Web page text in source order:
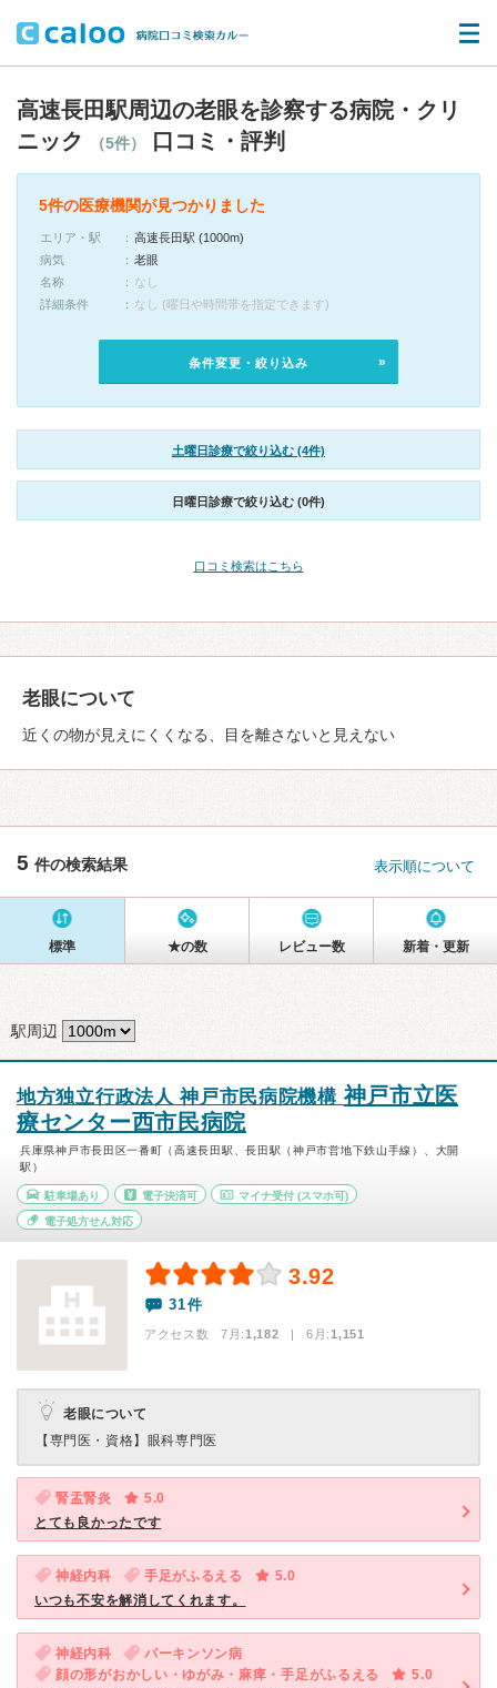
高速長田駅周辺の老眼を診察する病院・クリ
ニック
（5件） 口コミ・評判
5件の医療機関が見つかりました
エリア・駅
高速長田駅 (1000m)
病気
老眼
名称
なし
詳細条件
なし (曜日や時間帯を指定できます)
条件変更・絞り込み
土曜日診療で絞り込む (4件)
日曜日診療で絞り込む (0件)
口コミ検索はこちら
老眼について
近くの物が見えにくくなる、目を離さないと見えない
5 件の検索結果 表示順について
標準 ★の数 レビュー数 新着・更新
駅周辺
地方独立行政法人 神戸市民病院機構神戸市立医
療センター西市民病院
兵庫県神戸市長田区一番町（高速長田駅、長田駅（神戸市営地下鉄山手線）、大開
駅）
駐車場あり 電子決済可 マイナ受付 (スマホ可)
電子処方せん対応
3.92
31件
アクセス数 7月:1,182 | 6月:1,151
老眼について
【専門医・資格】 眼科専門医
腎盂腎炎
5.0
とても良かったです
神経内科 手足がふるえる
5.0
いつも不安を解消してくれます。
神経内科
パーキンソン病
顔の形がおかしい・ゆがみ・麻痺・手足がふるえる
5.0